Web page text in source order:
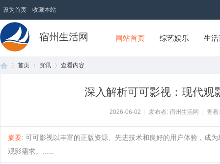
设为首页 收藏本站
宿州生活网 网站首页 综艺娱乐 生
首页 资讯 查看内容
深入解析可可影视：现代观
2026-06-02 发布者: 宿州生活网 查
摘要: 可可影视以丰富的正版资源、先进技术和良好的用户体验，成
观影需求。......